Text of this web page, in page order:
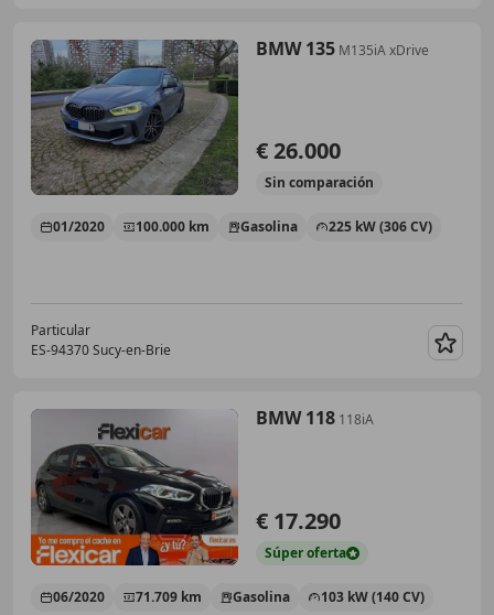
BMW 135 M135iA xDrive
€ 26.000
Sin comparación
01/2020 100.000 km Gasolina 225 kW (306 CV)
Particular
ES-94370 Sucy-en-Brie
BMW 118 118iA
€ 17.290
Súperoferta
06/2020 71.709 km Gasolina 103 kW (140 CV)